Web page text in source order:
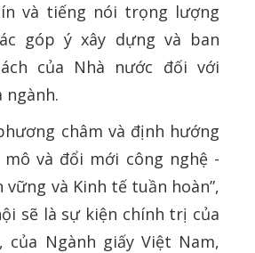
và tiếng nói trọng lượng
góp ý xây dựng và ban
của Nhà nước đối với
ngành.
châm và định hướng
mô và đổi mới công nghệ -
và Kinh tế tuần hoàn”,
sẽ là sự kiện chính trị của
của Ngành giấy Việt Nam,